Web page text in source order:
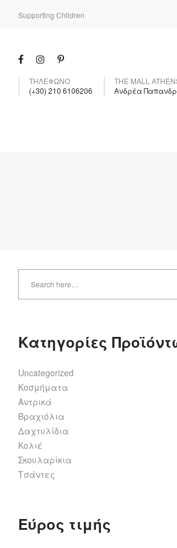
Supporting Children
ΤΗΛΕΦΩΝΟ
(+30) 210 6106206
THE MALL
Ανδρέα
Κατηγορίες
Uncategorized
Κοσμήματα
Αντρικά
Βραχιόλια
Δαχτυλίδια
Κολιέ
Σκουλαρίκια
Τσάντες
Εύρος τιμής